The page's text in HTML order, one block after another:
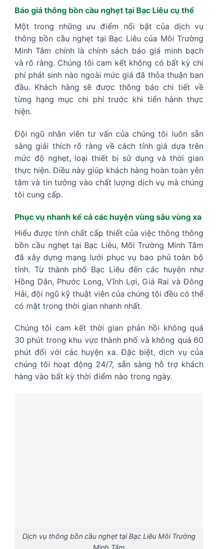
Báo giá thông bồn cầu nghẹt tại Bạc Liêu cụ thể
Một trong những ưu điểm nổi bật của dịch vụ
thông bồn cầu nghẹt tại Bạc Liêu của Môi Trường
Minh Tâm chính là chính sách báo giá minh bạch
và rõ ràng. Chúng tôi cam kết không có bất kỳ chi
phí phát sinh nào ngoài mức giá đã thỏa thuận ban
đầu. Khách hàng sẽ được thông báo chi tiết về
từng hạng mục chi phí trước khi tiến hành thực
hiện.
Đội ngũ nhân viên tư vấn của chúng tôi luôn sẵn
sàng giải thích rõ ràng về cách tính giá dựa trên
mức độ nghẹt, loại thiết bị sử dụng và thời gian
thực hiện. Điều này giúp khách hàng hoàn toàn yên
tâm và tin tưởng vào chất lượng dịch vụ mà chúng
tôi cung cấp.
Phục vụ nhanh kể cả các huyện vùng sâu vùng xa
Hiểu được tính chất cấp thiết của việc thông thông
bồn cầu nghẹt tại Bạc Liêu, Môi Trường Minh Tâm
đã xây dựng mạng lưới phục vụ bao phủ toàn bộ
tỉnh. Từ thành phố Bạc Liêu đến các huyện như
Hồng Dân, Phước Long, Vĩnh Lợi, Giá Rai và Đông
Hải, đội ngũ kỹ thuật viên của chúng tôi đều có thể
có mặt trong thời gian nhanh nhất.
Chúng tôi cam kết thời gian phản hồi không quá
30 phút trong khu vực thành phố và không quá 60
phút đối với các huyện xa. Đặc biệt, dịch vụ của
chúng tôi hoạt động 24/7, sẵn sàng hỗ trợ khách
hàng vào bất kỳ thời điểm nào trong ngày.
Dịch vụ thông bồn cầu nghẹt tại Bạc Liêu Môi Trường
Minh Tâm